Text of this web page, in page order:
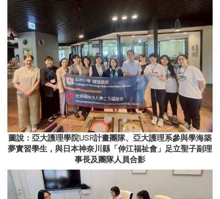
圖說：亞大護理學院USR計畫團隊、亞大護理系參與學海築
夢實習學生，與日本神奈川縣「伸江福祉會」足立聖子副理
事長及團隊人員合影